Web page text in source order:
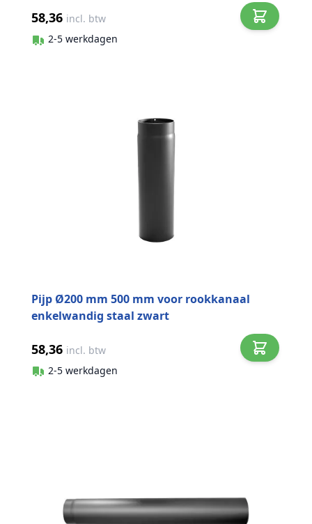
58,36 incl. btw
2-5 werkdagen
Pijp Ø200 mm 500 mm voor rookkanaal
enkelwandig staal zwart
58,36 incl. btw
2-5 werkdagen